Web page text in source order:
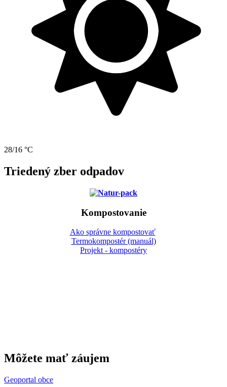
28/16 °C
Triedený zber odpadov
Kompostovanie
Ako správne kompostovať
Termokompostér (manuál)
Projekt - kompostéry
Môžete mať záujem
Geoportal obce